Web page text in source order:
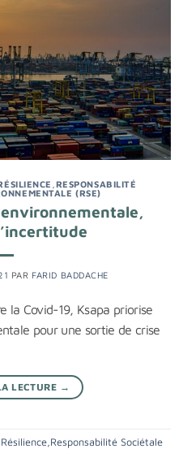
RESPONSABILITÉ
(RSE)
PAR FARID BADDACHE
la Covid-19, Ksapa priorise
pour une sortie de crise
LECTURE →
Résilience,Responsabilité Sociétale